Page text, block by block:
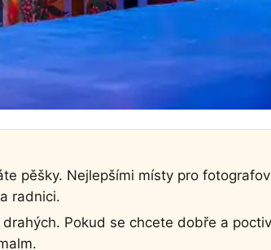
pěšky. Nejlepšími místy pro
radnici.
Pokud se chcete dobře a